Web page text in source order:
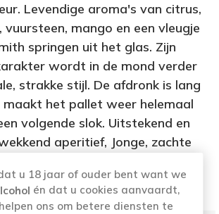
Levendige aroma's van citrus,
vuursteen, mango en een vleugje
springen uit het glas. Zijn
wordt in de mond verder
strakke stijl. De afdronk is lang
maakt het pallet weer helemaal
volgende slok. Uitstekend en
aperitief, Jonge, zachte
Belle vue.
u 18 jaar of ouder bent want we
én dat u cookies aanvaardt,
ons om betere diensten te